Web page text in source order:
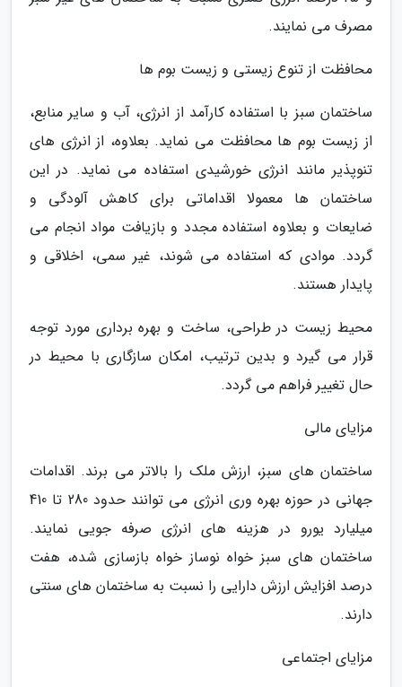
مصرف می نمایند.
محافظت از تنوع زیستی و زیست بوم ها
ساختمان سبز با استفاده کارآمد از انرژی، آب و سایر منابع،
از زیست بوم ها محافظت می نماید. بعلاوه، از انرژی های
تنوپذیر مانند انرژی خورشیدی استفاده می نماید. در این
ساختمان ها معمولا اقداماتی برای کاهش آلودگی و
ضایعات و بعلاوه استفاده مجدد و بازیافت مواد انجام می
گردد. موادی که استفاده می شوند، غیر سمی، اخلاقی و
پایدار هستند.
محیط زیست در طراحی، ساخت و بهره برداری مورد توجه
قرار می گیرد و بدین ترتیب، امکان سازگاری با محیط در
حال تغییر فراهم می گردد.
مزایای مالی
ساختمان های سبز، ارزش ملک را بالاتر می برند. اقدامات
جهانی در حوزه بهره وری انرژی می توانند حدود 280 تا 410
میلیارد یورو در هزینه های انرژی صرفه جویی نمایند.
ساختمان های سبز خواه نوساز خواه بازسازی شده، هفت
درصد افزایش ارزش دارایی را نسبت به ساختمان های سنتی
دارند.
مزایای اجتماعی